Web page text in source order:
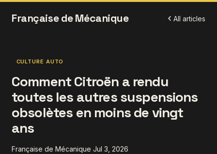
Française de Mécanique All articles
CULTURE AUTO
Comment Citroën a rendu
toutes les autres suspensions
obsolètes en moins de vingt
ans
Française de Mécanique Jul 3, 2026